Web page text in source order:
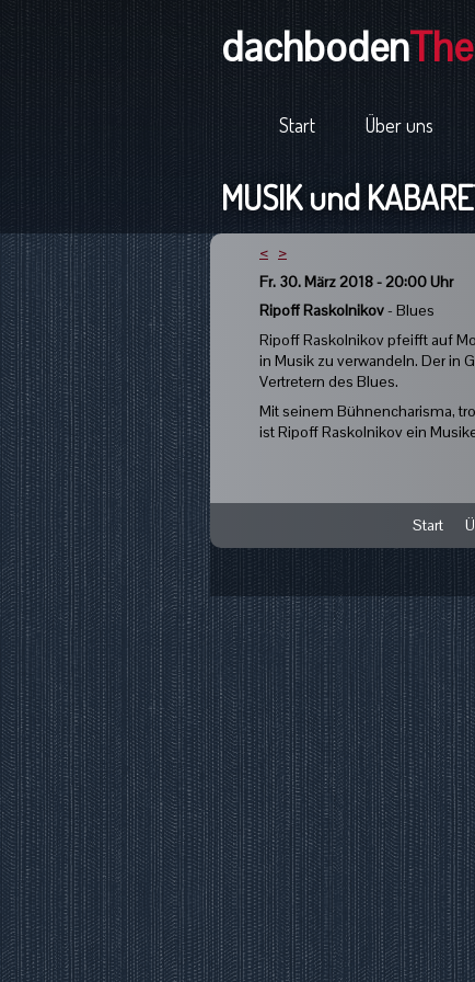
dachboden
Start Über uns
MUSIK und
< >
Fr. 30. März 2018 - 20:00 Uhr
Ripoff Raskolnikov- Blues
Ripoff Raskolnikov pfeifft auf
in Musik zu verwandeln. Der in
Vertretern des Blues.
Mit seinem Bühnencharisma,
ist Ripoff Raskolnikov ein
Start